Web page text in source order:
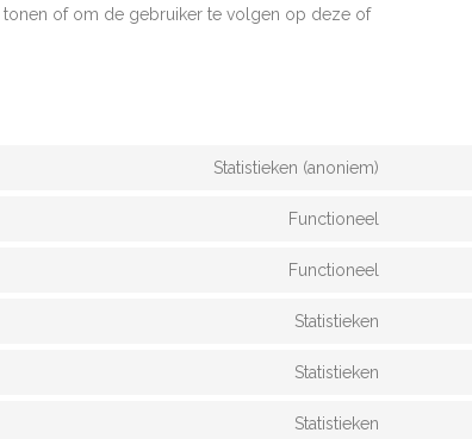
of om de gebruiker te volgen op deze of
Statistieken (anoniem)
Functioneel
Functioneel
Statistieken
Statistieken
Statistieken